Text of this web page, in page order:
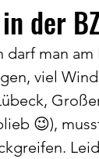
der
darf man
viel
😉),